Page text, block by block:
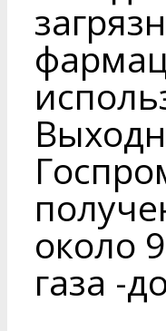
около
газа -